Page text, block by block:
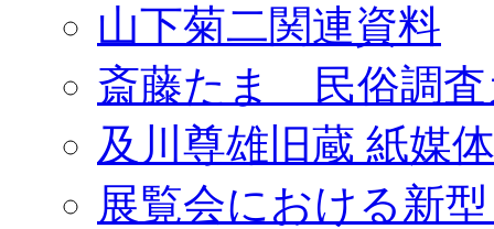
山下菊二関連資料
斎藤たま 民俗調査
及川尊雄旧蔵 紙媒
展覧会における新